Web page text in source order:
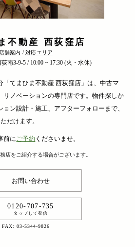
不動産 西荻窪店
店舗案内 /対応エリア
南3-9-5 / 10:00 ~ 17:30 (火・水休)
「てまひま不動産 西荻窪店」は、中古マ
リノベーションの専門店です。物件探しか
ン設計・施工、アフターフォローまで、
だけます。
前に ご予約 くださいませ。
店をご紹介する場合がございます。
お問い合わせ
0120-707-735
タップして発信
FAX: 03-5344-9826